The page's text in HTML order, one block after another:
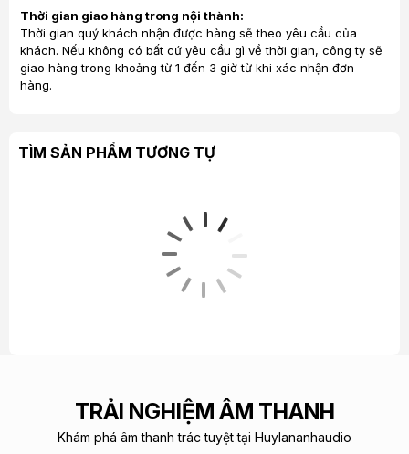
and overall system efficiency strengthened. Computer-
assisted modeling and hundreds of hours of listening tests
ensure each speaker is fine-tuned. The same process is
employed to fine-tune the crossover, which betters the
integration between the drive units and intensifies the
Increases in magnet sizes, where applicable, beget higher-
sensitivity systems that both make the speakers easier to
drive and boost transient acoustic power. Semi-elliptical
Thời gian giao hàng trong nội thành:
Thời gian quý khách nhận được hàng sẽ theo yêu cầu của
khách. Nếu không có bất cứ yêu cầu gì về thời gian, công ty sẽ
giao hàng trong khoảng từ 1 đến 3 giờ từ khi xác nhận đơn
hàng.
TÌM SẢN PHẨM TƯƠNG TỰ
TRẢI NGHIỆM ÂM THANH
Khám phá âm thanh trác tuyệt tại Huylananhaudio